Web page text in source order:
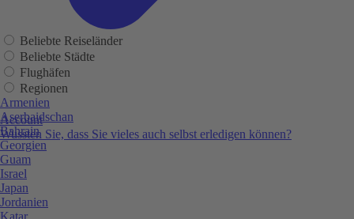
Account
Wussten Sie, dass Sie vieles auch selbst erledigen können?
Beliebte Reiseländer
Beliebte Städte
Flughäfen
Regionen
Armenien
Aserbaidschan
Bahrain
Georgien
Guam
Israel
Japan
Jordanien
Katar